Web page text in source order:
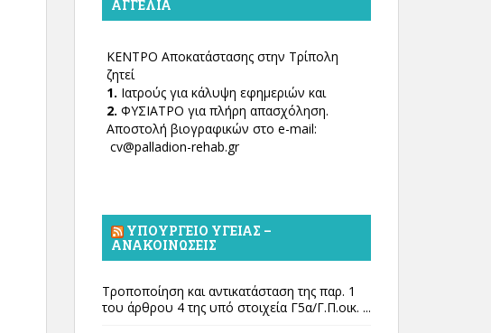
ΑΓΓΕΛΊΑ
ΚΕΝΤΡΟ Αποκατάστασης στην Τρίπολη
ζητεί
1. Ιατρούς για κάλυψη εφημεριών και
2. ΦΥΣΙΑΤΡΟ για πλήρη απασχόληση.
Αποστολή βιογραφικών στο e-mail:
cv@palladion-rehab.gr
ΥΠΟΥΡΓΕΊΟ ΥΓΕΊΑΣ –
ΑΝΑΚΟΙΝΏΣΕΙΣ
Τροποποίηση και αντικατάσταση της παρ. 1
του άρθρου 4 της υπό στοιχεία Γ5α/Γ.Π.οικ. ...